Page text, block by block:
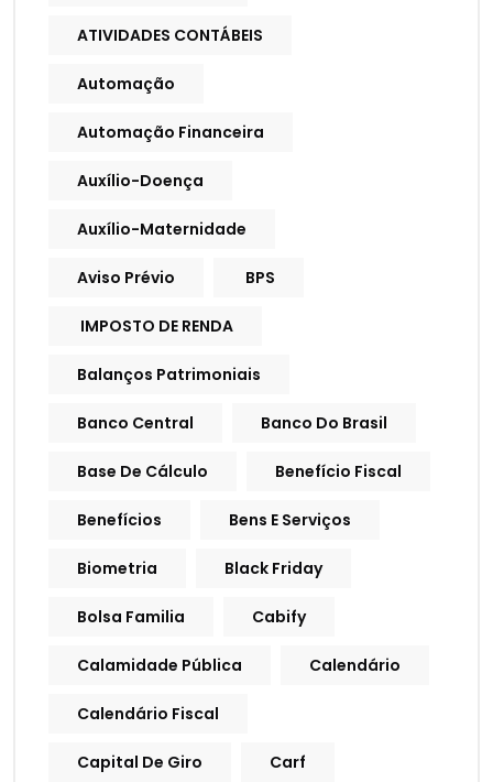
ATIVIDADES CONTÁBEIS
Automação
Automação Financeira
Auxílio-Doença
Auxílio-Maternidade
Aviso Prévio BPS
IMPOSTO DE RENDA
Balanços Patrimoniais
Banco Central Banco Do Brasil
Base De Cálculo Benefício Fiscal
Benefícios Bens E Serviços
Biometria Black Friday
Bolsa Familia Cabify
Calamidade Pública Calendário
Calendário Fiscal
Capital De Giro Carf